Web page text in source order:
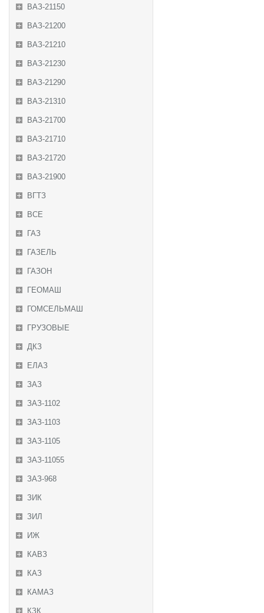
ВАЗ-21150
ВАЗ-21200
ВАЗ-21210
ВАЗ-21230
ВАЗ-21290
ВАЗ-21310
ВАЗ-21700
ВАЗ-21710
ВАЗ-21720
ВАЗ-21900
ВГТЗ
ВСЕ
ГАЗ
ГАЗЕЛЬ
ГАЗОН
ГЕОМАШ
ГОМСЕЛЬМАШ
ГРУЗОВЫЕ
ДКЗ
ЕЛАЗ
ЗАЗ
ЗАЗ-1102
ЗАЗ-1103
ЗАЗ-1105
ЗАЗ-11055
ЗАЗ-968
ЗИК
ЗИЛ
ИЖ
КАВЗ
КАЗ
КАМАЗ
КЗК